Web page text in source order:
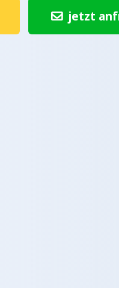
jetzt